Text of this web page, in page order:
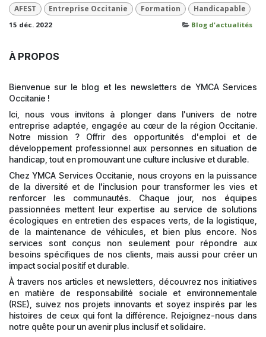
AFEST Entreprise Occitanie Formation Handicapable
15 déc. 2022 Blog d'actualités
À PROPOS
Bienvenue sur le blog et les newsletters de YMCA Services
Occitanie !
Ici, nous vous invitons à plonger dans l'univers de notre
entreprise adaptée, engagée au cœur de la région Occitanie.
Notre mission ? Offrir des opportunités d'emploi et de
développement professionnel aux personnes en situation de
handicap, tout en promouvant une culture inclusive et durable.
Chez YMCA Services Occitanie, nous croyons en la puissance
de la diversité et de l'inclusion pour transformer les vies et
renforcer les communautés. Chaque jour, nos équipes
passionnées mettent leur expertise au service de solutions
écologiques en entretien des espaces verts, de la logistique,
de la maintenance de véhicules, et bien plus encore. Nos
services sont conçus non seulement pour répondre aux
besoins spécifiques de nos clients, mais aussi pour créer un
impact social positif et durable.
À travers nos articles et newsletters, découvrez nos initiatives
en matière de responsabilité sociale et environnementale
(RSE), suivez nos projets innovants et soyez inspirés par les
histoires de ceux qui font la différence. Rejoignez-nous dans
notre quête pour un avenir plus inclusif et solidaire.